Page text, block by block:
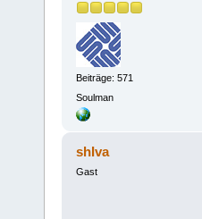
Beiträge: 571
Soulman
shIva
Gast